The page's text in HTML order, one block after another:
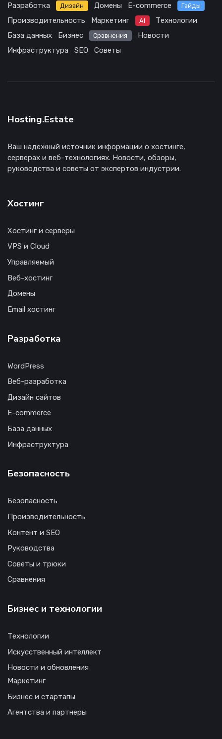
Разработка
Дизайн Домены E-commerce Гайды
Производительность Маркетинг AI
Технологии
База данных
Бизнес Сравнения
Новости
Инфраструктура
SEO Советы
Hosting.Estate
Ваш надежный источник информации о хостинге,
серверах и веб-технологиях. Новости, обзоры,
руководства и советы от экспертов индустрии.
Хостинг
Хостинг и серверы
VPS и Cloud
Управляемый
Веб-хостинг
Домены
Email хостинг
Разработка
WordPress
Веб-разработка
Дизайн сайтов
E-commerce
База данных
Инфраструктура
Безопасность
Безопасность
Производительность
Контент и SEO
Руководства
Советы и трюки
Сравнения
Бизнес и технологии
Технологии
Искусственный интеллект
Новости и обновления
Маркетинг
Бизнес и стартапы
Агентства и партнеры